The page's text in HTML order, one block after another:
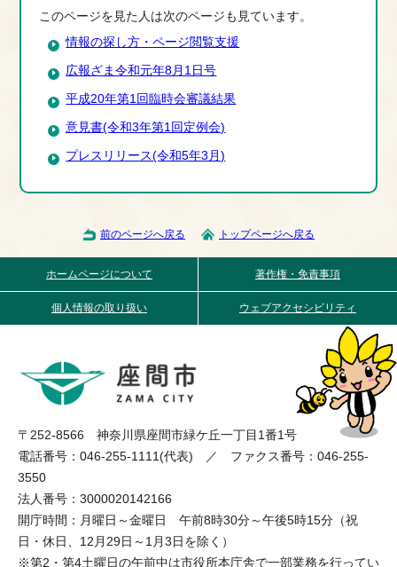
このページを見た人は次のページも見ています。
情報の探し方・ページ閲覧支援
広報ざま令和元年8月1日号
平成20年第1回臨時会審議結果
意見書(令和3年第1回定例会)
プレスリリース(令和5年3月)
前のページへ戻る トップページへ戻る
ホームページについて 著作権・免責事項
個人情報の取り扱い ウェブアクセシビリティ
〒252-8566 神奈川県座間市緑ケ丘一丁目1番1号
電話番号：046-255-1111(代表) ／ ファクス番号：046-255-
3550
法人番号：3000020142166
開庁時間：月曜日～金曜日 午前8時30分～午後5時15分（祝
日・休日、12月29日～1月3日を除く）
※第2・第4土曜日の午前中は市役所本庁舎で一部業務を行ってい